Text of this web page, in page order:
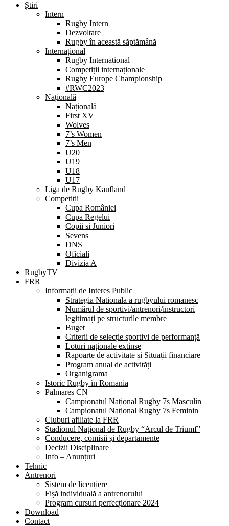
Știri
Intern
Rugby Intern
Dezvoltare
Rugby în această săptămână
Internațional
Rugby Internațional
Competiții internaționale
Rugby Europe Championship
#RWC2023
Națională
Națională
First XV
Wolves
7’s Women
7’s Men
U20
U19
U18
U17
Liga de Rugby Kaufland
Competiții
Cupa României
Cupa Regelui
Copii si Juniori
Sevens
DNS
Oficiali
Divizia A
RugbyTV
FRR
Informații de Interes Public
Strategia Nationala a rugbyului romanesc
Numărul de sportivi/antrenori/instructori
legitimați pe structurile membre
Buget
Criterii de selecție sportivi de performanță
Loturi naționale extinse
Rapoarte de activitate și Situații financiare
Program anual de activități
Organigrama
Istoric Rugby în Romania
Palmares CN
Campionatul Național Rugby 7s Masculin
Campionatul Național Rugby 7s Feminin
Cluburi afiliate la FRR
Stadionul Național de Rugby “Arcul de Triumf”
Conducere, comisii și departamente
Decizii Disciplinare
Info – Anunțuri
Tehnic
Antrenori
Sistem de licențiere
Fișă individuală a antrenorului
Program cursuri perfecționare 2024
Download
Contact